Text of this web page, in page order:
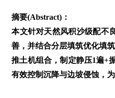
摘要(Abstract)：
本文针对天然风积沙级配不
善，并结合分层填筑优化填
推土机组合，制定静压1遍+
有效控制沉降与边坡侵蚀，